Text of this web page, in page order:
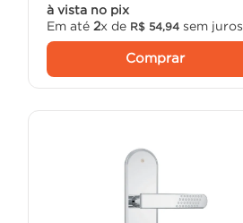
à vista no pix
Em até 2x de R$ 54, 94sem juros
Comprar